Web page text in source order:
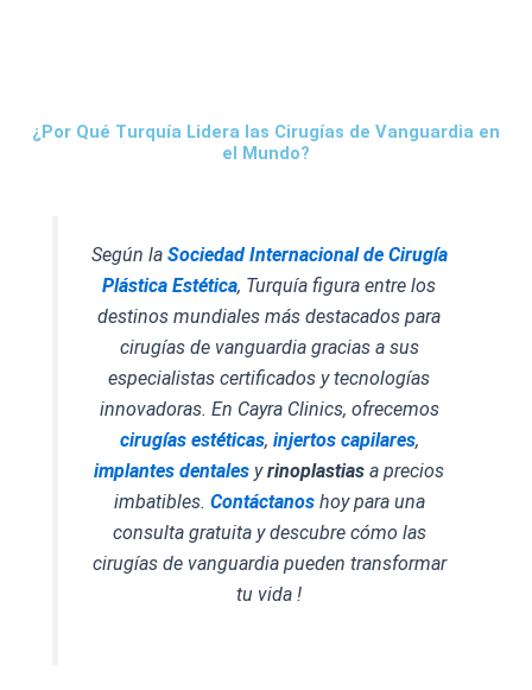
¿Por Qué Turquía Lidera las Cirugías de Vanguardia en
el Mundo?
Según la Sociedad Internacional de Cirugía
Plástica Estética, Turquía figura entre los
destinos mundiales más destacados para
cirugías de vanguardia gracias a sus
especialistas certificados y tecnologías
innovadoras. En Cayra Clinics, ofrecemos
cirugías estéticas, injertos capilares,
implantes dentales yrinoplastias a precios
imbatibles. Contáctanoshoy para una
consulta gratuita y descubre cómo las
cirugías de vanguardia pueden transformar
tu vida !